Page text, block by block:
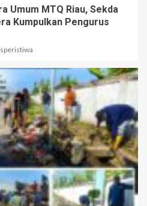
Umum MTQ Riau, Sekda
Kumpulkan Pengurus